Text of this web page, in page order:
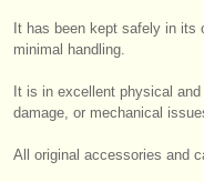
musicalchairs:
über
It has been kept safely in its
minimal handling.
It is in excellent physical
damage, or mechanical
All original accessories and